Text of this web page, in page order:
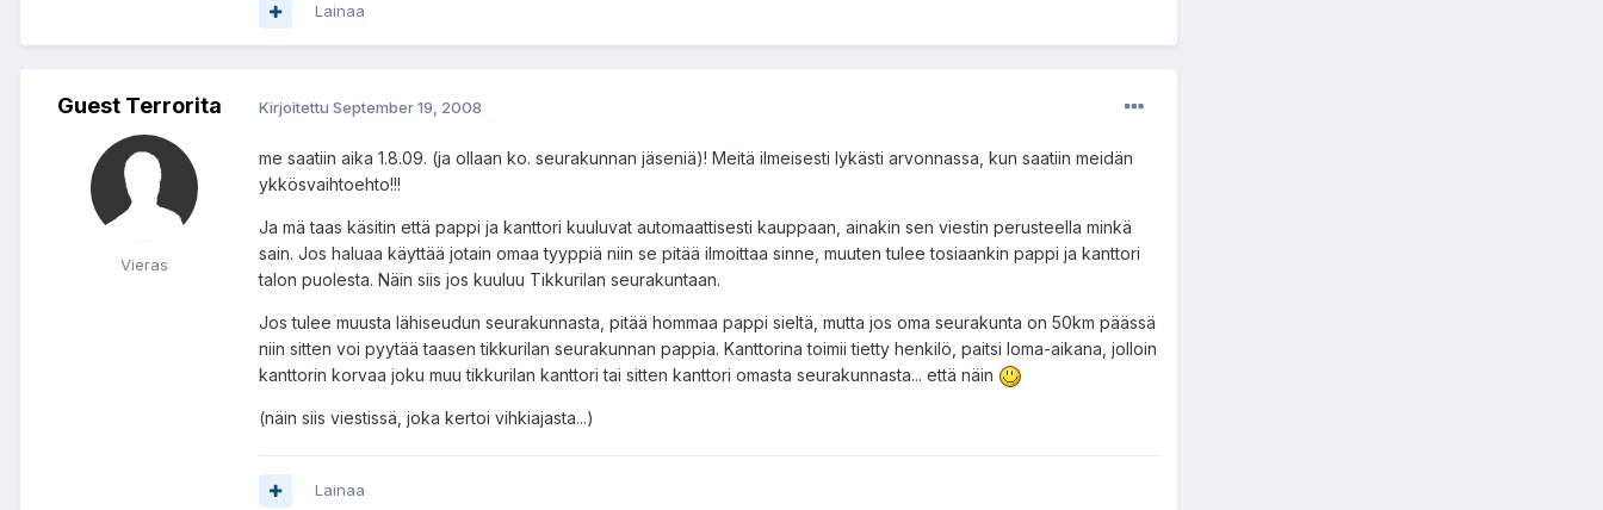
Lainaa
Guest Terrorita
Vieras
Kirjoitettu September 19, 2008
me saatiin aika 1.8.09. (ja ollaan ko. seurakunnan jäseniä)! Meitä ilmeisesti lykästi arvonnassa, kun saatiin meidän
ykkösvaihtoehto!!!
Ja mä taas käsitin että pappi ja kanttori kuuluvat automaattisesti kauppaan, ainakin sen viestin perusteella minkä
sain. Jos haluaa käyttää jotain omaa tyyppiä niin se pitää ilmoittaa sinne, muuten tulee tosiaankin pappi ja kanttori
talon puolesta. Näin siis jos kuuluu Tikkurilan seurakuntaan.
Jos tulee muusta lähiseudun seurakunnasta, pitää hommaa pappi sieltä, mutta jos oma seurakunta on 50km päässä
niin sitten voi pyytää taasen tikkurilan seurakunnan pappia. Kanttorina toimii tietty henkilö, paitsi loma-aikana, jolloin
kanttorin korvaa joku muu tikkurilan kanttori tai sitten kanttori omasta seurakunnasta... että näin
(näin siis viestissä, joka kertoi vihkiajasta...)
Lainaa